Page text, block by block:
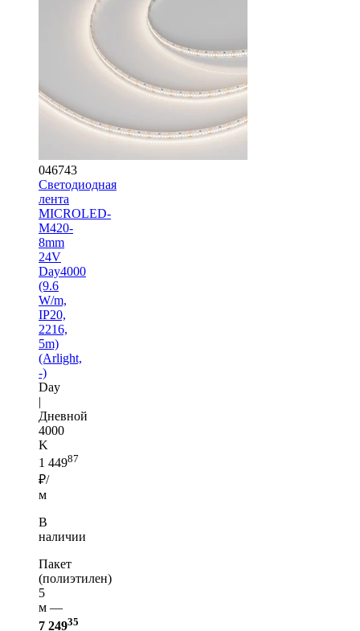
046743
Светодиодная
лента
MICROLED-
M420-
8mm
24V
Day4000
(9.6
W/m,
IP20,
2216,
5m)
(Arlight,
-)
Day
|
Дневной
4000
K
1 44987
₽/
м
В
наличии
Пакет
(полиэтилен)
5
м —
7 24935